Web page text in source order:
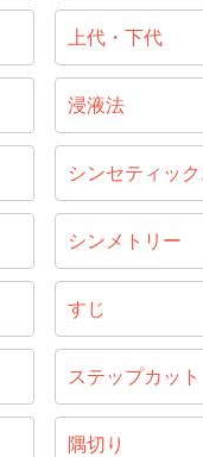
上代・下代
浸液法
シンセティッ
シンメトリー
すじ
ステップカット
隅切り